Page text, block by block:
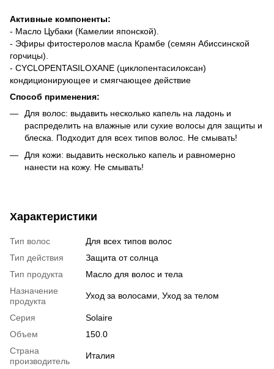
Активные компоненты:
- Масло Цубаки (Камелии японской).
- Эфиры фитостеролов масла Крамбе (семян Абиссинской
горчицы).
- CYCLOPENTASILOXANE (циклопентасилоксан)
кондиционирующее и смягчающее действие
Способ применения:
Для волос: выдавить несколько капель на ладонь и
распределить на влажные или сухие волосы для защиты и
блеска. Подходит для всех типов волос. Не смывать!
Для кожи: выдавить несколько капель и равномерно
нанести на кожу. Не смывать!
Характеристики
Тип волос
Для всех типов волос
Тип действия
Защита от солнца
Тип продукта
Масло для волос и тела
Назначение
продукта
Уход за волосами, Уход за телом
Серия
Solaire
Объем
150.0
Страна
производитель
Италия